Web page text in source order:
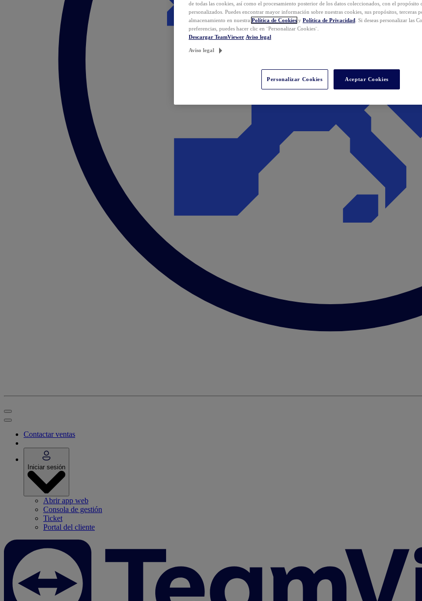
Contactar ventas
Iniciar sesión
Abrir app web
Consola de gestión
Ticket
Portal del cliente
de todas las cookies, así como el procesamiento posterior de los datos coleccionados, con el propósito
personalizados. Puedes encontrar mayor información sobre nuestras cookies, sus propósitos, terceras
almacenamiento en nuestra Política de Cookies y Política de Privacidad . Si deseas personalizar las
preferencias, puedes hacer clic en ¨Personalizar Cookies¨.
Descargar TeamViewer Aviso legal
Aviso legal
Personalizar Cookies Aceptar Cookies